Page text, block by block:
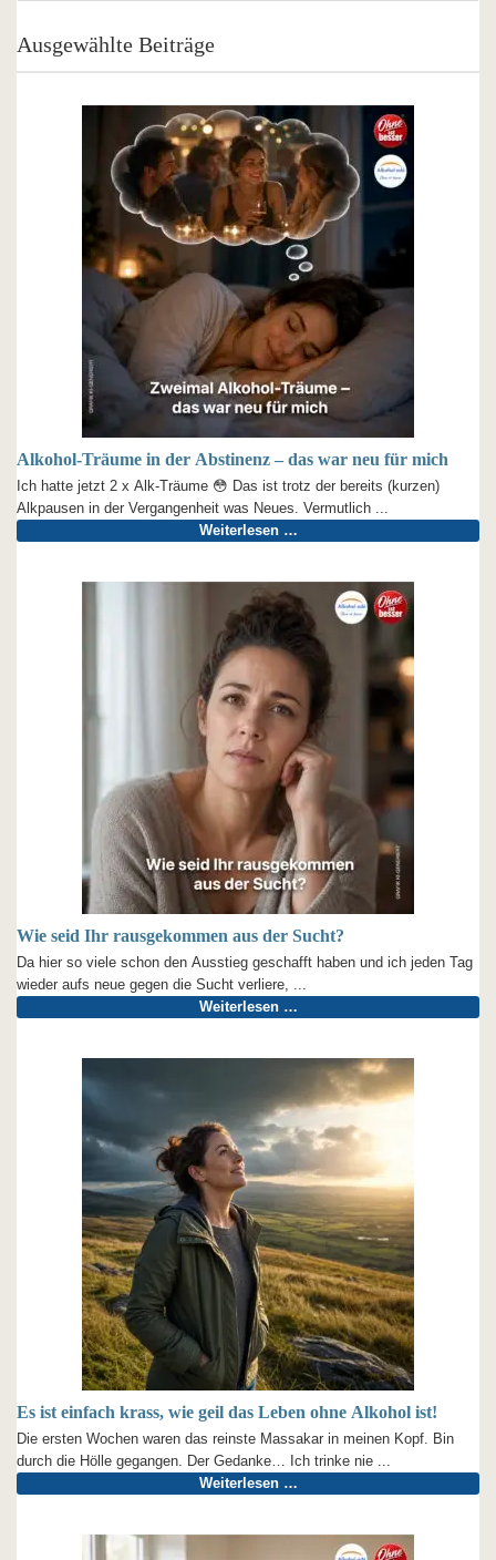
Ausgewählte Beiträge
Alkohol-Träume in der Abstinenz – das war neu für mich
Ich hatte jetzt 2 x Alk-Träume 😳 Das ist trotz der bereits (kurzen)
Alkpausen in der Vergangenheit was Neues. Vermutlich ...
Weiterlesen …
Wie seid Ihr rausgekommen aus der Sucht?
Da hier so viele schon den Ausstieg geschafft haben und ich jeden Tag
wieder aufs neue gegen die Sucht verliere, ...
Weiterlesen …
Es ist einfach krass, wie geil das Leben ohne Alkohol ist!
Die ersten Wochen waren das reinste Massakar in meinen Kopf. Bin
durch die Hölle gegangen. Der Gedanke… Ich trinke nie ...
Weiterlesen …